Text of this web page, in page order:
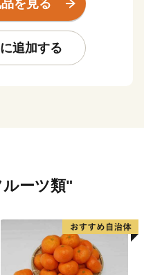
が施されたコナン駅
いします。
を見る
追加する
ルーツ類"